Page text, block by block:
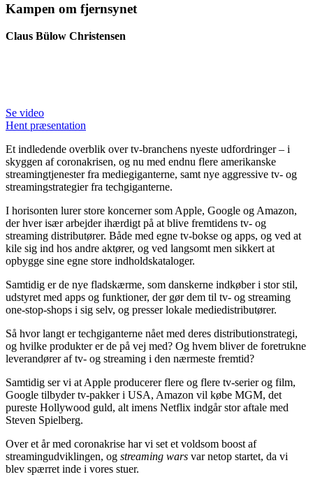
Kampen om fjernsynet
Claus Bülow Christensen
Se video
Hent præsentation
Et indledende overblik over tv-branchens nyeste udfordringer – i
skyggen af coronakrisen, og nu med endnu flere amerikanske
streamingtjenester fra mediegiganterne, samt nye aggressive tv- og
streamingstrategier fra techgiganterne.
I horisonten lurer store koncerner som Apple, Google og Amazon,
der hver især arbejder ihærdigt på at blive fremtidens tv- og
streaming distributører. Både med egne tv-bokse og apps, og ved at
kile sig ind hos andre aktører, og ved langsomt men sikkert at
opbygge sine egne store indholdskataloger.
Samtidig er de nye fladskærme, som danskerne indkøber i stor stil,
udstyret med apps og funktioner, der gør dem til tv- og streaming
one-stop-shops i sig selv, og presser lokale mediedistributører.
Så hvor langt er techgiganterne nået med deres distributionstrategi,
og hvilke produkter er de på vej med? Og hvem bliver de foretrukne
leverandører af tv- og streaming i den nærmeste fremtid?
Samtidig ser vi at Apple producerer flere og flere tv-serier og film,
Google tilbyder tv-pakker i USA, Amazon vil købe MGM, det
pureste Hollywood guld, alt imens Netflix indgår stor aftale med
Steven Spielberg.
Over et år med coronakrise har vi set et voldsom boost af
streamingudviklingen, og streaming wars var netop startet, da vi
blev spærret inde i vores stuer.